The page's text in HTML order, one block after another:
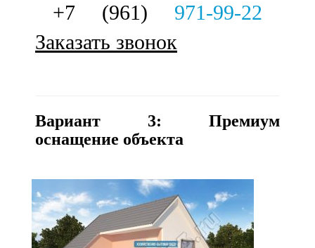
+7 (961) 971-99-22
Заказать звонок
Вариант 3: Премиум
оснащение объекта